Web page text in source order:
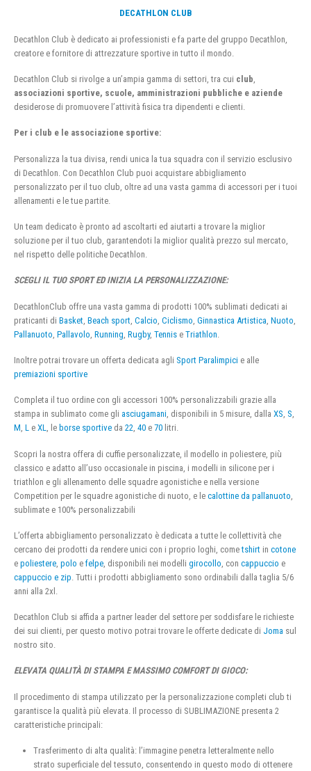
DECATHLON CLUB
Decathlon Club è dedicato ai professionisti e fa parte del gruppo Decathlon,
creatore e fornitore di attrezzature sportive in tutto il mondo.
Decathlon Club si rivolge a un’ampia gamma di settori, tra cui club
associazioni sportive, scuole, amministrazioni pubbliche e aziende
desiderose di promuovere l’attività fisica tra dipendenti e clienti.
Per i club e le associazione sportive:
Personalizza la tua divisa, rendi unica la tua squadra con il servizio esclusivo
di Decathlon. Con Decathlon Club puoi acquistare abbigliamento
personalizzato per il tuo club, oltre ad una vasta gamma di accessori per i tuoi
allenamenti e le tue partite.
Un team dedicato è pronto ad ascoltarti ed aiutarti a trovare la miglior
soluzione per il tuo club, garantendoti la miglior qualità prezzo sul mercato,
nel rispetto delle politiche Decathlon.
SCEGLI IL TUO SPORT ED INIZIA LA PERSONALIZZAZIONE:
DecathlonClub offre una vasta gamma di prodotti 100% sublimati dedicati ai
praticanti di Basket Beach sport Calcio Ciclismo Ginnastica Artistica Nuoto
Pallanuoto Pallavolo Running Rugby, Tennis e Triathlon
Inoltre potrai trovare un offerta dedicata agli Sport Paralimpici e alle
premiazioni sportive
Completa il tuo ordine con gli accessori 100% personalizzabili grazie alla
stampa in sublimato come gli asciugamani, disponibili in 5 misure, dalla XS, S,
M, L e XL, le borse sportive da 22, 40 e 70 litri.
Scopri la nostra offera di cuffie personalizzate, il modello in poliestere, più
classico e adatto all’uso occasionale in piscina, i modelli in silicone per i
triathlon e gli allenamento delle squadre agonistiche e nella versione
Competition per le squadre agonistiche di nuoto, e le calottine da pallanuoto
sublimate e 100% personalizzabili
L’offerta abbigliamento personalizzato è dedicata a tutte le collettività che
cercano dei prodotti da rendere unici con i proprio loghi, cometshirt in cotone
e poliestere polo e felpe , disponibili nei modelli girocollo , con cappuccio e
cappuccio e zip . Tutti i prodotti abbigliamento sono ordinabili dalla taglia 5/6
anni alla 2xl.
Decathlon Club si affida a partner leader del settore per soddisfare le richieste
dei sui clienti, per questo motivo potrai trovare le offerte dedicate di Joma sul
nostro sito.
ELEVATA QUALITÀ DI STAMPA E MASSIMO COMFORT DI GIOCO:
Il procedimento di stampa utilizzato per la personalizzazione completi club ti
garantisce la qualità più elevata. Il processo di SUBLIMAZIONE presenta 2
caratteristiche principali:
Trasferimento di alta qualità: l’immagine penetra letteralmente nello
strato superficiale del tessuto, consentendo in questo modo di ottenere